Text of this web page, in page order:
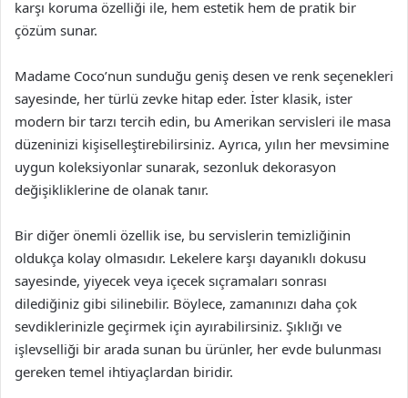
karşı koruma özelliği ile, hem estetik hem de pratik bir
çözüm sunar.
Madame Coco’nun sunduğu geniş desen ve renk seçenekleri
sayesinde, her türlü zevke hitap eder. İster klasik, ister
modern bir tarzı tercih edin, bu Amerikan servisleri ile masa
düzeninizi kişiselleştirebilirsiniz. Ayrıca, yılın her mevsimine
uygun koleksiyonlar sunarak, sezonluk dekorasyon
değişikliklerine de olanak tanır.
Bir diğer önemli özellik ise, bu servislerin temizliğinin
oldukça kolay olmasıdır. Lekelere karşı dayanıklı dokusu
sayesinde, yiyecek veya içecek sıçramaları sonrası
dilediğiniz gibi silinebilir. Böylece, zamanınızı daha çok
sevdiklerinizle geçirmek için ayırabilirsiniz. Şıklığı ve
işlevselliği bir arada sunan bu ürünler, her evde bulunması
gereken temel ihtiyaçlardan biridir.